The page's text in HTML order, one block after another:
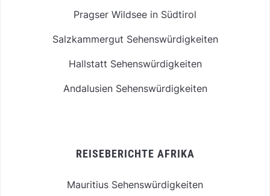
Pragser Wildsee in Südtirol
Salzkammergut Sehenswürdigkeiten
Hallstatt Sehenswürdigkeiten
Andalusien Sehenswürdigkeiten
REISEBERICHTE AFRIKA
Mauritius Sehenswürdigkeiten